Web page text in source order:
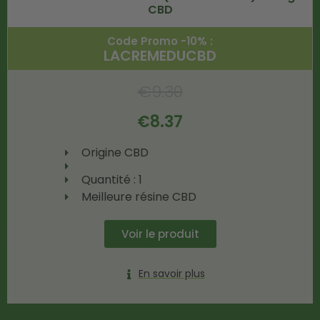
CBD
Code Promo -10% :
LACREMEDUCBD
€8.37
Origine CBD
Quantité : 1
Meilleure résine CBD
Voir le produit
En savoir plus